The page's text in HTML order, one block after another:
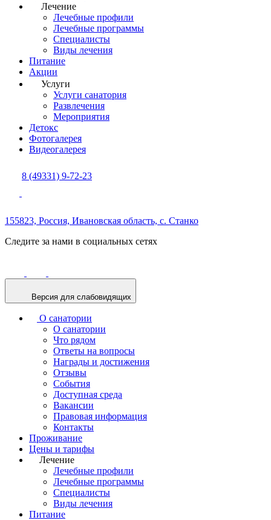
Лечение
Лечебные профили
Лечебные программы
Специалисты
Виды лечения
Питание
Акции
Услуги
Услуги санатория
Развлечения
Мероприятия
Детокс
Фотогалерея
Видеогалерея
8 (49331) 9-72-23
155823, Россия, Ивановская область, с. Станко
Следите за нами в социальных сетях
Версия для слабовидящих
О санатории
О санатории
Что рядом
Ответы на вопросы
Награды и достижения
Отзывы
События
Доступная среда
Вакансии
Правовая информация
Контакты
Проживание
Цены и тарифы
Лечение
Лечебные профили
Лечебные программы
Специалисты
Виды лечения
Питание